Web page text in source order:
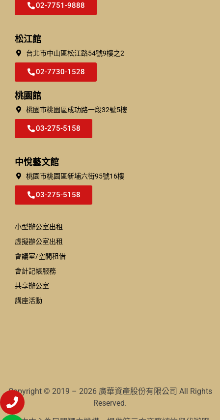
02-7751-9888
松江館
台北市中⼭區松江路54號9樓之2
02-7730-1528
桃園館
桃園市桃園區成功路一段32號5樓​
03-275-5158
中悅藝文館
桃園市桃園區新埔六街95號16樓
03-275-5158
小型辦公室出租
虛擬辦公室出租
會議室/空間租借
會計記帳服務
共享辦公室
講座活動
Copyright © 2019 – 2026 廣華資產股份有限公司 All Rights
Reserved.